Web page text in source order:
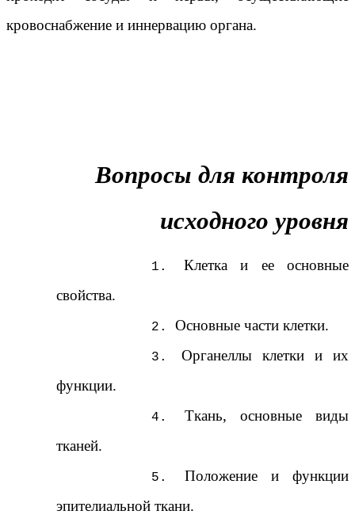
кровоснабжение и иннервацию органа.
Вопросы для контроля
исходного уровня
Клетка и ее основные
свойства.
Основные части клетки.
Органеллы клетки и их
функции.
Ткань, основные виды
тканей.
Положение и функции
эпителиальной ткани.